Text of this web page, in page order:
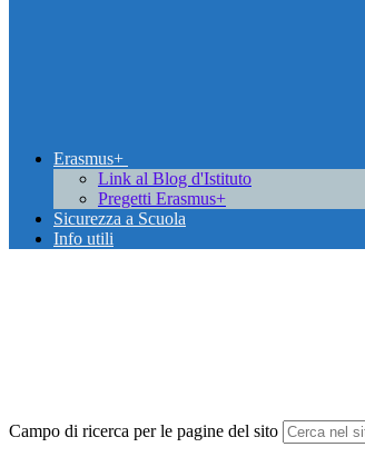
Erasmus+
Link al Blog d'Istituto
Pregetti Erasmus+
Sicurezza a Scuola
Info utili
Campo di ricerca per le pagine del sito